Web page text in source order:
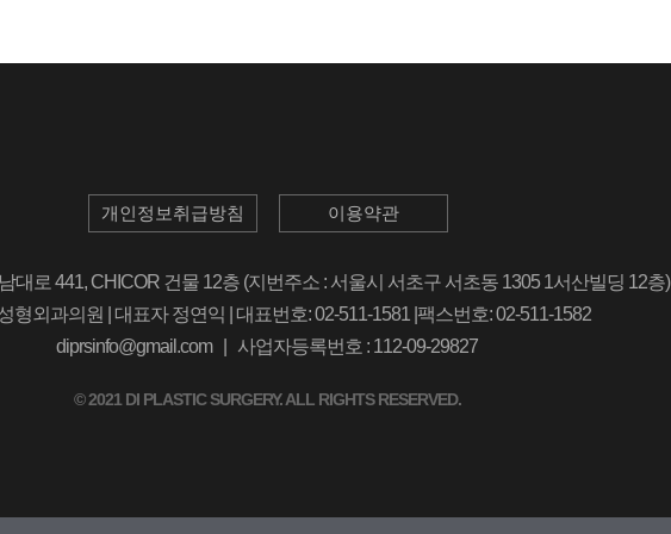
개인정보취급방침 이용약관
대로 441, CHICOR 건물 12층 (지번주소 : 서울시 서초구 서초동 1305 1서산빌딩 12층)
형외과의원 | 대표자 정연익 | 대표번호: 02-511-1581 |팩스번호: 02-511-1582
diprsinfo@gmail.com | 사업자등록번호 : 112-09-29827
© 2021 DI PLASTIC SURGERY. ALL RIGHTS RESERVED.